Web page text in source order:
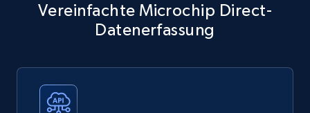
Vereinfachte Microchip Direct-
Datenerfassung